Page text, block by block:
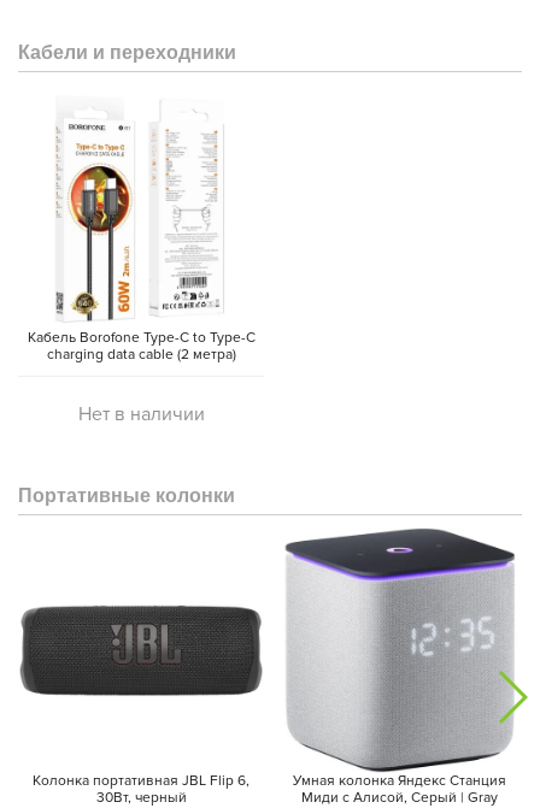
Кабели и переходники
Кабель Borofone Type-C to Type-C
charging data cable (2 метра)
Нет в наличии
Портативные колонки
Колонка портативная JBL Flip 6,
30Вт, черный
Умная колонка Яндекс Станция
Миди с Алисой, Cерый | Gray